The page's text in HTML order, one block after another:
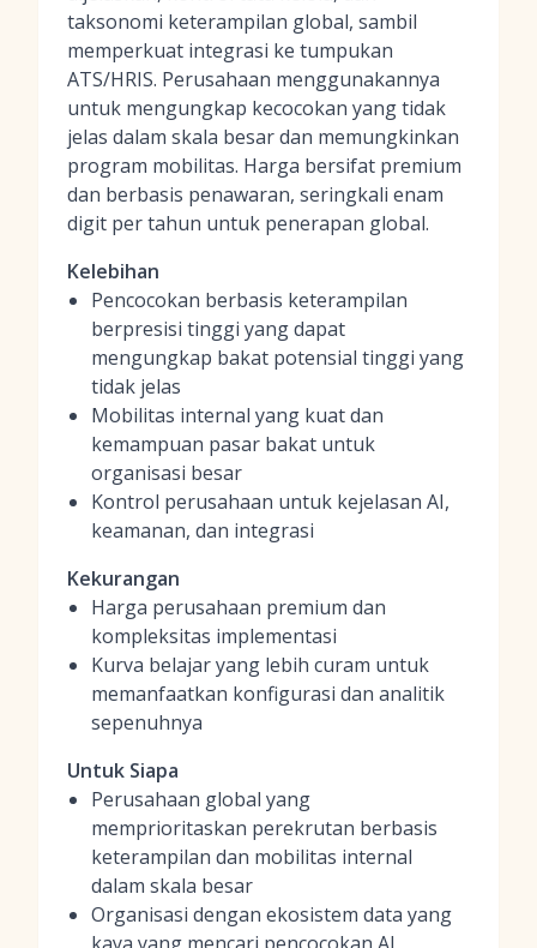
taksonomi keterampilan global, sambil
memperkuat integrasi ke tumpukan
ATS/HRIS. Perusahaan menggunakannya
untuk mengungkap kecocokan yang tidak
jelas dalam skala besar dan memungkinkan
program mobilitas. Harga bersifat premium
dan berbasis penawaran, seringkali enam
digit per tahun untuk penerapan global.
Kelebihan
Pencocokan berbasis keterampilan
berpresisi tinggi yang dapat
mengungkap bakat potensial tinggi yang
tidak jelas
Mobilitas internal yang kuat dan
kemampuan pasar bakat untuk
organisasi besar
Kontrol perusahaan untuk kejelasan AI,
keamanan, dan integrasi
Kekurangan
Harga perusahaan premium dan
kompleksitas implementasi
Kurva belajar yang lebih curam untuk
memanfaatkan konfigurasi dan analitik
sepenuhnya
Untuk Siapa
Perusahaan global yang
memprioritaskan perekrutan berbasis
keterampilan dan mobilitas internal
dalam skala besar
Organisasi dengan ekosistem data yang